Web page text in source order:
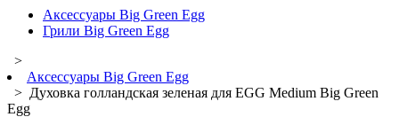
Аксессуары Big Green Egg
Грили Big Green Egg
>
Аксессуары Big Green Egg
> Духовка голландская зеленая для EGG Medium Big Green
Egg